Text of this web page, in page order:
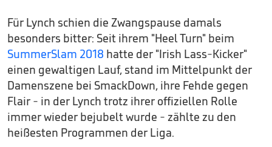
Für Lynch schien die Zwangspause damals
besonders bitter: Seit ihrem "Heel Turn" beim
SummerSlam 2018 hatte der "Irish Lass-Kicker"
einen gewaltigen Lauf, stand im Mittelpunkt der
Damenszene bei SmackDown, ihre Fehde gegen
Flair - in der Lynch trotz ihrer offiziellen Rolle
immer wieder bejubelt wurde - zählte zu den
heißesten Programmen der Liga.